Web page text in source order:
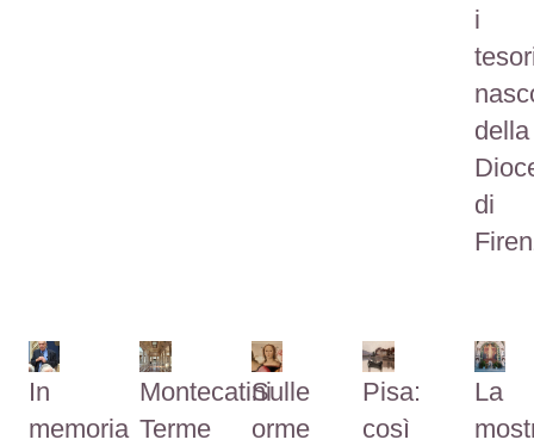
i
della
di
In
memoria
Montecatini
Terme
Sulle
orme
Pisa:
così
La